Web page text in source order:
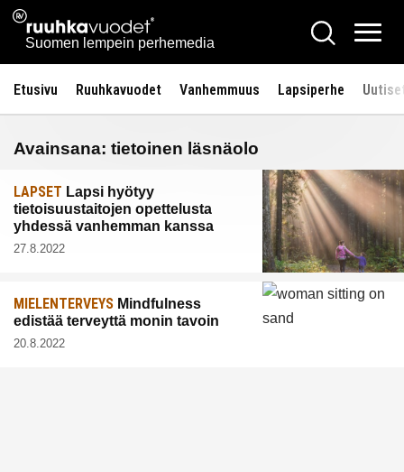
Siirry
sisältöön
Ruuhkavuodet.fi
Suomen lempein perhemedia
Hae
Etusivu Ruuhkavuodet Vanhemmuus Lapsiperhe
Avainsana: tietoinen läsnäolo
LAPSET Lapsi hyötyy
tietoisuustaitojen opettelusta
yhdessä vanhemman kanssa
27.8.2022
MIELENTERVEYS Mindfulness
edistää terveyttä monin tavoin
20.8.2022